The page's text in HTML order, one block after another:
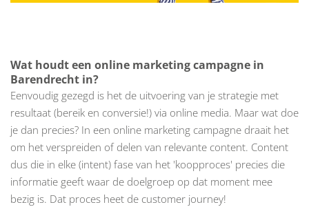
Wat houdt een online marketing campagne in
Barendrecht in?
Eenvoudig gezegd is het de uitvoering van je strategie met
resultaat (bereik en conversie!) via online media. Maar wat doe
je dan precies? In een online marketing campagne draait het
om het verspreiden of delen van relevante content. Content
dus die in elke (intent) fase van het 'koopproces' precies die
informatie geeft waar de doelgroep op dat moment mee
bezig is. Dat proces heet de customer journey!